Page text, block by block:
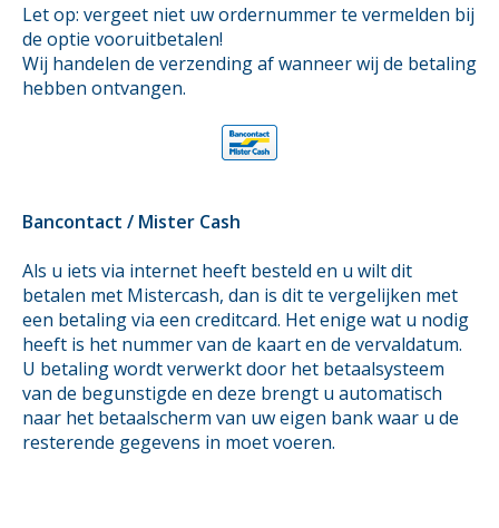
Let op: vergeet niet uw ordernummer te vermelden bij
de optie vooruitbetalen!
Wij handelen de verzending af wanneer wij de betaling
hebben ontvangen.
Bancontact / Mister Cash
Als u iets via internet heeft besteld en u wilt dit
betalen met Mistercash, dan is dit te vergelijken met
een betaling via een creditcard. Het enige wat u nodig
heeft is het nummer van de kaart en de vervaldatum.
U betaling wordt verwerkt door het betaalsysteem
van de begunstigde en deze brengt u automatisch
naar het betaalscherm van uw eigen bank waar u de
resterende gegevens in moet voeren.